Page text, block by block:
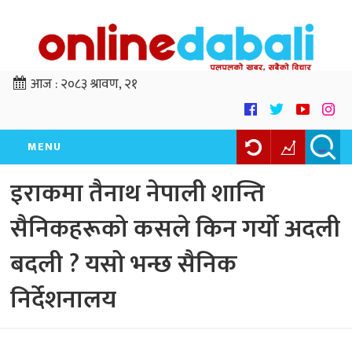
आज :२०८३ श्रावण, २१
MENU
इराकमा तैनाथ नेपाली शान्ति
सैनिकहरूको कसले किन गर्यो अदली
बदली ? यसो भन्छ सैनिक
निर्देशनालय